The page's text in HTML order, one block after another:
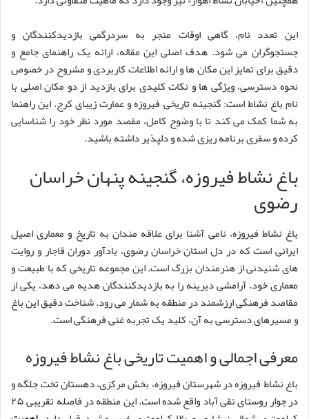
این تعدد نام، گاهی اوقات منجر به سردرگمی بازدیدکنندگان و
جستجوگران می شود. هدف اصلی این مقاله، ارائه یک راهنمای جامع و
دقیق برای تمایز این مکان ها و ارائه اطلاعات کاربردی و مشروح در خصوص
نحوه دسترسی، ویژگی ها و نکات کلیدی برای بازدید از دو مکان اصلی با
نام باغ نشاط است: گنجینه تاریخی فیروزه و عمارت زیبای کرج. این راهنما
به شما کمک می کند تا با وضوح کامل، مقصد مورد نظر خود را شناسایی
کرده و سفری برنامه ریزی شده و دلپذیر داشته باشید.
باغ نشاط فیروزه، گنجینه پنهان خراسان
رضوی
باغ نشاط فیروزه، نامی آشنا برای علاقه مندان به تاریخ و معماری اصیل
ایرانی است که در دل استان خراسان رضوی، یادآور دوران قاجار و روایت
های شنیدنی از هنرمندان بزرگ است. این مجموعه تاریخی که با طبیعت و
معماری خود، آرامشی دیرینه را به بازدیدکنندگان هدیه می دهد، یکی از
مقاصد فرهنگی ارزشمند در منطقه به شمار می رود. شناخت دقیق این باغ
و مسیرهای دسترسی به آن، کلید یک تجربه غنی فرهنگی است.
معرفی اجمالی و اهمیت تاریخی باغ نشاط فیروزه
باغ نشاط فیروزه در شهرستان فیروزه، بخش مرکزی، دهستان تخت جلگه و
در جوار روستای تقی آباد واقع شده است. این منطقه در فاصله تقریبی ۲۵